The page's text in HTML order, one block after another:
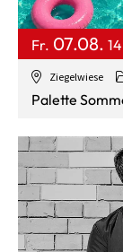
Ziegelwiese
Fr. 07.08.
Palette